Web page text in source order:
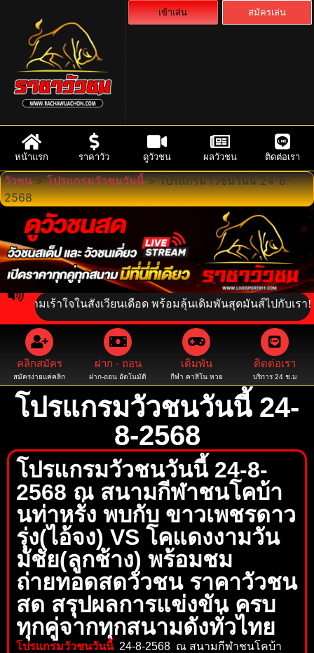
เข้าเล่น สมัครเล่น
หน้าแรก ราคาวัว ดูวัวชน ผลวัวชน ติดต่อเรา
วัวชน>โปรแกรมวัวชนวันนี้>โปรแกรมวัวชนวันนี้ 24-8-
2568
าใจในสังเวียนเดือด พร้อมลุ้นเดิมพันสุดมันส์ไปกับเรา! มาร่
คลิกสมัคร
สมัครง่ายแค่คลิก
ฝาก - ถอน
ฝาก-ถอน อัตโนมัติ
เดิมพัน
กีฬา คาสิโน หวย
ติดต่อเรา
บริการ 24 ช.ม
โปรแกรมวัวชนวันนี้ 24-
8-2568
โปรแกรมวัวชนวันนี้ 24-8-
2568 ณ สนามกีฬาชนโคบ้า
นท่าหรั่ง พบกับ ขาวเพชรดาว
รุ่ง(ไอ้จง) VS โคแดงงามวัน
มัชัย(ลูกช้าง) พร้อมชม
ถ่ายทอดสดวัวชน ราคาวัวชน
สด สรุปผลการแข่งขัน ครบ
ทุกคู่จากทุกสนามดังทั่วไทย
โปรแกรมวัวชนวันนี้ 24-8-2568 ณ สนามกีฬาชนโคบ้า